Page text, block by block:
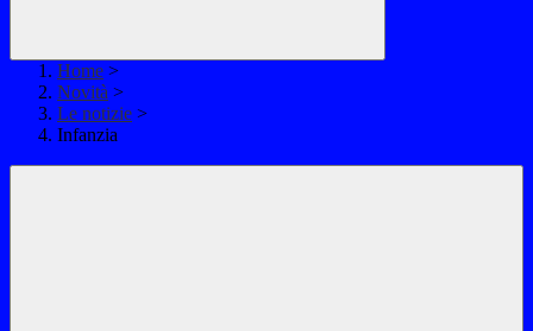
Home >
Novità >
Le notizie >
Infanzia